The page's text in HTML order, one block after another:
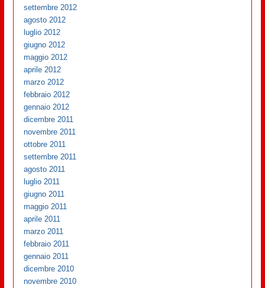
settembre 2012
agosto 2012
luglio 2012
giugno 2012
maggio 2012
aprile 2012
marzo 2012
febbraio 2012
gennaio 2012
dicembre 2011
novembre 2011
ottobre 2011
settembre 2011
agosto 2011
luglio 2011
giugno 2011
maggio 2011
aprile 2011
marzo 2011
febbraio 2011
gennaio 2011
dicembre 2010
novembre 2010